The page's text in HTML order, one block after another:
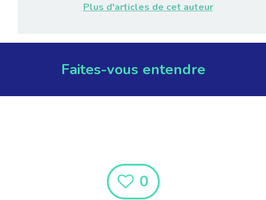
Plus d'articles de cet auteur
Faites-vous entendre
0